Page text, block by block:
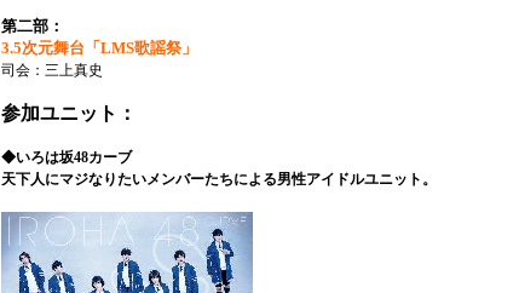
第二部：
3.5次元舞台「LMS歌謡祭」
司会：三上真史
参加ユニット：
◆いろは坂48カーブ
天下人にマジなりたいメンバーたちによる男性アイドルユニット。